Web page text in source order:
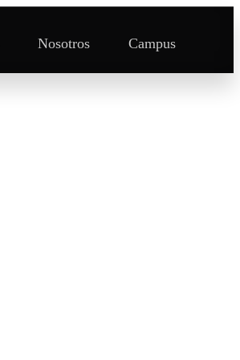
Nosotros Campus